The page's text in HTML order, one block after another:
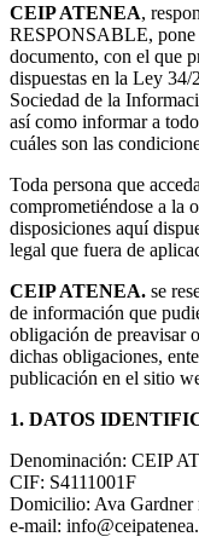
CEIP ATENEA,
RESPONSABLE, pone
documento, con el que
dispuestas en la Ley
Sociedad de la
así como informar a
cuáles son las
Toda persona que
comprometiéndose a la
disposiciones aquí
legal que fuera de
CEIP ATENEA. se
de información que
obligación de preavisar
dichas obligaciones,
publicación en el sitio
1. DATOS
Denominación: CEIP
CIF: S4111001F
Domicilio: Ava Gardner
e-mail: